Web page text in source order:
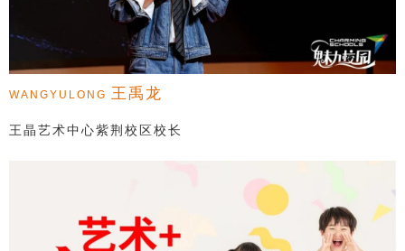
WANGYULONG 王禹龙
王晶艺术中心紫荆校区校长